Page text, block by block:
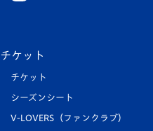
チケット
チケット
シーズンシート
V-LOVERS（ファンクラブ）